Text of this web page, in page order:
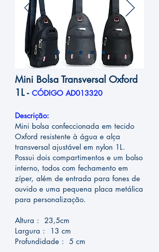
Mini Bolsa Transversal Oxford
1L - CÓDIGO AD013320
Descrição:
Mini bolsa confeccionada em tecido
Oxford resistente à água e alça
transversal ajustável em nylon 1L.
Possui dois compartimentos e um bolso
interno, todos com fechamento em
zíper, além de entrada para fones de
ouvido e uma pequena placa metálica
para personalização.
Altura : 23,5cm
Largura : 13 cm
Profundidade : 5 cm